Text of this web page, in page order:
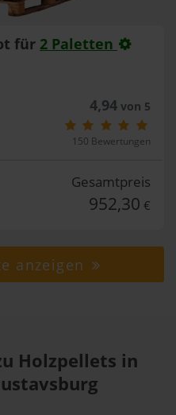
für 2 Paletten
4,94von 5
150 Bewertungen
Gesamtpreis
952,30 €
anzeigen
Holzpellets in